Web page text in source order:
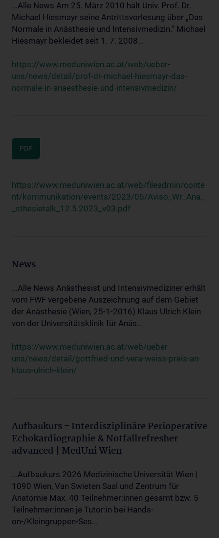
...Alle News Am 25. März 2010 hält Univ. Prof. Dr.
Michael Hiesmayr seine Antrittsvorlesung über „Das
Normale in Anästhesie und Intensivmedizin.“ Michael
Hiesmayr bekleidet seit 1. 7. 2008...
https://www.meduniwien.ac.at/web/ueber-
uns/news/detail/prof-dr-michael-hiesmayr-das-
normale-in-anaesthesie-und-intensivmedizin/
PDF
https://www.meduniwien.ac.at/web/fileadmin/conte
nt/kommunikation/events/2023/05/Aviso_Wr_Ana_
_sthesietalk_12.5.2023_v03.pdf
News
...Alle News Anästhesist und Intensivmediziner erhält
vom FWF vergebene Auszeichnung auf dem Gebiet
der Anästhesie (Wien, 25-1-2016) Klaus Ulrich Klein
von der Universitätsklinik für Anäs...
https://www.meduniwien.ac.at/web/ueber-
uns/news/detail/gottfried-und-vera-weiss-preis-an-
klaus-ulrich-klein/
Aufbaukurs - Interdisziplinäre Perioperative
Echokardiographie & Notfallrefresher
advanced | MedUni Wien
...Aufbaukurs 2026 Medizinische Universität Wien |
1090 Wien, Van Swieten Saal und Zentrum für
Anatomie Max. 40 Teilnehmer:innen gesamt bzw. 5
Teilnehmer:innen je Tutor:in bei Hands-
on-/Kleingruppen-Ses...